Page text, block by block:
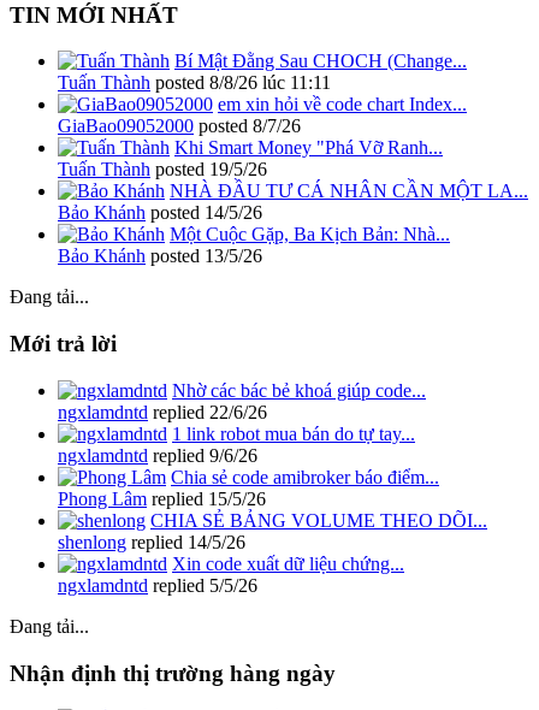
TIN MỚI NHẤT
Bí Mật Đằng Sau CHOCH (Change...
Tuấn Thành posted 8/8/26 lúc 11:11
em xin hỏi về code chart Index...
GiaBao09052000 posted 8/7/26
Khi Smart Money "Phá Vỡ Ranh...
Tuấn Thành posted 19/5/26
NHÀ ĐẦU TƯ CÁ NHÂN CẦN MỘT LA...
Bảo Khánh posted 14/5/26
Một Cuộc Gặp, Ba Kịch Bản: Nhà...
Bảo Khánh posted 13/5/26
Đang tải...
Mới trả lời
Nhờ các bác bẻ khoá giúp code...
ngxlamdntd replied 22/6/26
1 link robot mua bán do tự tay...
ngxlamdntd replied 9/6/26
Chia sẻ code amibroker báo điểm...
Phong Lâm replied 15/5/26
CHIA SẺ BẢNG VOLUME THEO DÕI...
shenlong replied 14/5/26
Xin code xuất dữ liệu chứng...
ngxlamdntd replied 5/5/26
Đang tải...
Nhận định thị trường hàng ngày